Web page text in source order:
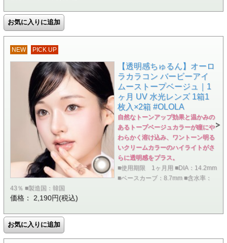
NEW PICK UP
【透明感ちゅるん】オーロ
ラカラコン バービーアイ
ムーストープベージュ｜1
ヶ月 UV 水光レンズ 1箱1
枚入×2箱 #OLOLA
自然なトーンアップ効果と温かみの
あるトープベージュカラーが瞳にや
わらかく溶け込み、ワントーン明る
いクリームカラーのハイライトがさ
らに透明感をプラス。
■使用期限 1ヶ月用 ■DIA：14.2mm
■ベースカーブ：8.7mm ■含水率：
43％ ■製造国：韓国
価格： 2,190円(税込)